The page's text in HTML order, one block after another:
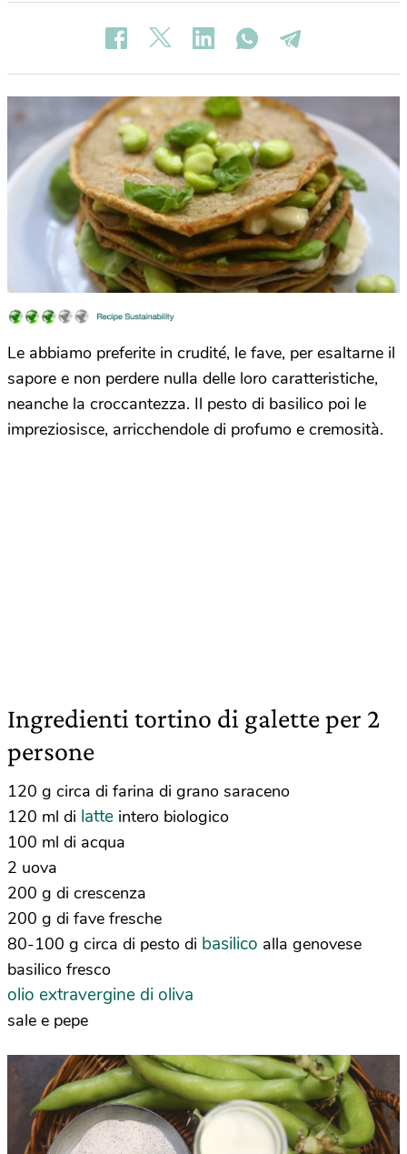
Le abbiamo preferite in crudité, le fave, per esaltarne il
sapore e non perdere nulla delle loro caratteristiche,
neanche la croccantezza. Il pesto di basilico poi le
impreziosisce, arricchendole di profumo e cremosità.
Ingredienti tortino di galette per 2
persone
120 g circa di farina di grano saraceno
120 ml di latte intero biologico
100 ml di acqua
2 uova
200 g di crescenza
200 g di fave fresche
80-100 g circa di pesto di basilico alla genovese
basilico fresco
olio extravergine di oliva
sale e pepe